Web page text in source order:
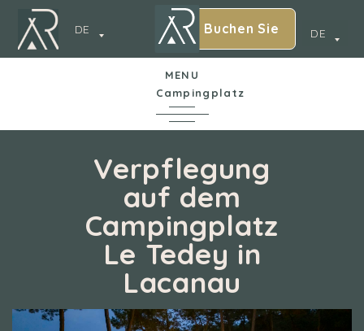
DE
DE Buchen Sie
MENU
Campingplatz
Am Seeufer
Gastronomie
Unterkünfte
Verpflegung
auf dem
Campingplatz
Le Tedey in
Lacanau